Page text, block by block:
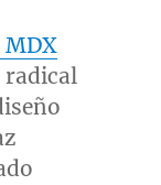
MDX
radical